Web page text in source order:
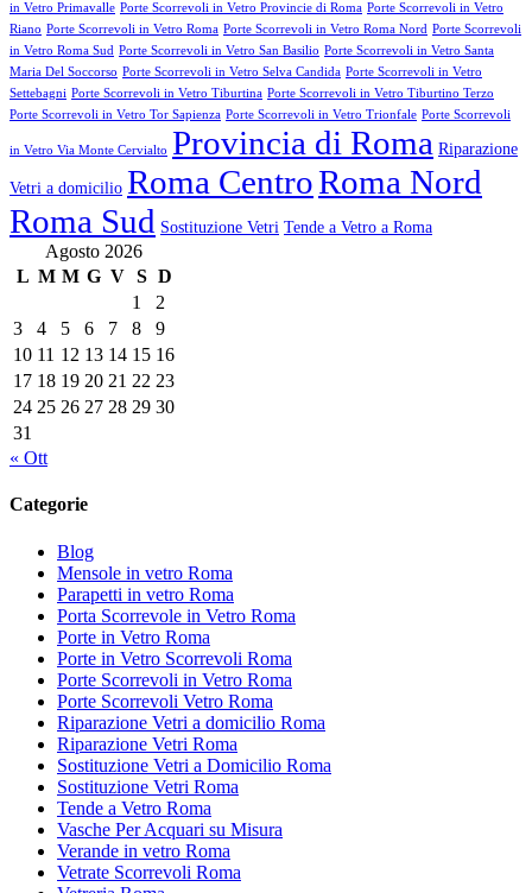
in Vetro Primavalle Porte Scorrevoli in Vetro Provincie di Roma Porte Scorrevoli in Vetro
Riano Porte Scorrevoli in Vetro Roma Porte Scorrevoli in Vetro Roma Nord Porte Scorrevoli
in Vetro Roma Sud Porte Scorrevoli in Vetro San Basilio Porte Scorrevoli in Vetro Santa
Maria Del Soccorso Porte Scorrevoli in Vetro Selva Candida Porte Scorrevoli in Vetro
Settebagni Porte Scorrevoli in Vetro Tiburtina Porte Scorrevoli in Vetro Tiburtino Terzo
Porte Scorrevoli in Vetro Tor Sapienza Porte Scorrevoli in Vetro Trionfale Porte Scorrevoli
in Vetro Via Monte Cervialto Provincia di Roma Riparazione
Vetri a domicilio Roma CentroRoma Nord
Roma Sud Sostituzione Vetri Tende a Vetro a Roma
Agosto 2026
L M M G V S D
1
2
3
4 5 6 7 8
9
10 11 12 13 14 15 16
17 18 19 20 21 22 23
24 25 26 27 28 29 30
31
« Ott
Categorie
Blog
Mensole in vetro Roma
Parapetti in vetro Roma
Porta Scorrevole in Vetro Roma
Porte in Vetro Roma
Porte in Vetro Scorrevoli Roma
Porte Scorrevoli in Vetro Roma
Porte Scorrevoli Vetro Roma
Riparazione Vetri a domicilio Roma
Riparazione Vetri Roma
Sostituzione Vetri a Domicilio Roma
Sostituzione Vetri Roma
Tende a Vetro Roma
Vasche Per Acquari su Misura
Verande in vetro Roma
Vetrate Scorrevoli Roma